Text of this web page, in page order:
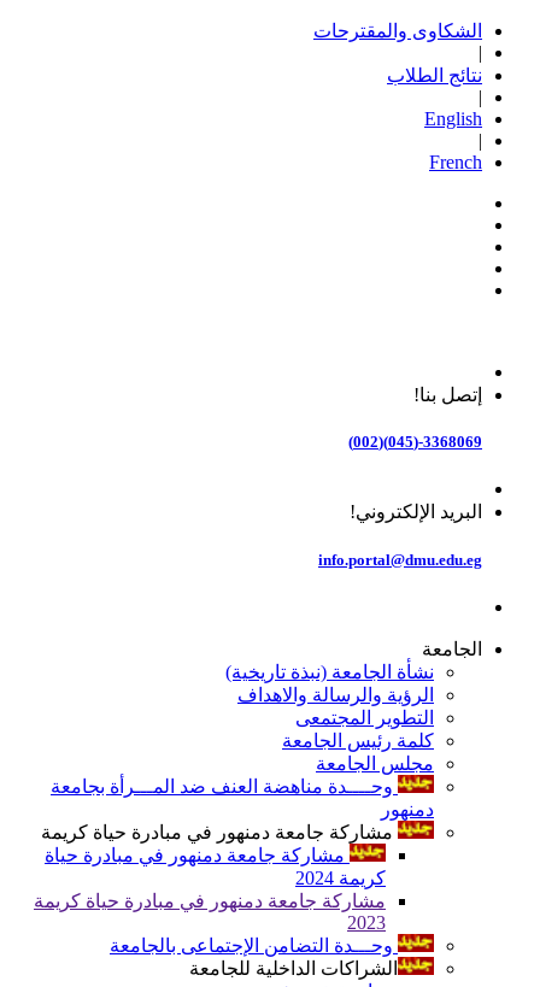
الشكاوى والمقترحات
|
نتائج الطلاب
|
English
|
French
إتصل بنا!
3368069-(045)(002)
البريد الإلكتروني!
info.portal@dmu.edu.eg
الجامعة
نشأة الجامعة (نبذة تاريخية)
الرؤية والرسالة والاهداف
التطوير المجتمعى
كلمة رئيس الجامعة
مجلس الجامعة
وحــــدة مناهضة العنف ضد المـــرأة بجامعة
دمنهور
مشاركة جامعة دمنهور في مبادرة حياة كريمة
مشاركة جامعة دمنهور في مبادرة حياة
كريمة 2024
مشاركة جامعة دمنهور في مبادرة حياة كريمة
2023
وحـــدة التضامن الإجتماعى بالجامعة
الشراكات الداخلية للجامعة